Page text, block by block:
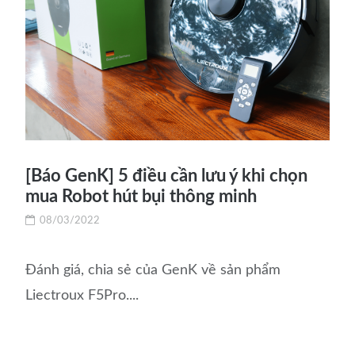
[Báo GenK] 5 điều cần lưu ý khi chọn
mua Robot hút bụi thông minh
08/03/2022
Đánh giá, chia sẻ của GenK về sản phẩm
Liectroux F5Pro....